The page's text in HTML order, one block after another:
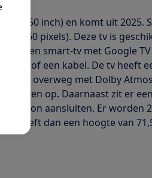
cm (50 inch) en komt uit 2025.
2160 pixels). Deze tv is
is een smart-tv met Google
wifi of een kabel. De tv heeft
kan overweg met Dolby
poorten op. Daarnaast zit er
aansluiten. Er worden
heeft dan een hoogte van